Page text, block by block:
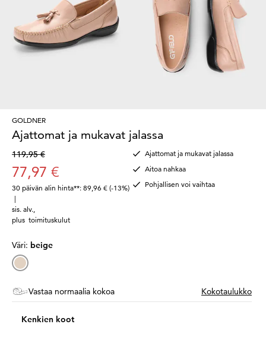
GOLDNER
Ajattomat ja mukavat jalassa
119,95 €
77,97 €
30 päivän alin hinta**: 89,96 € (-13%)
|
sis. alv.
plus toimituskulut
Ajattomat ja mukavat jalassa
Aitoa nahkaa
Pohjallisen voi vaihtaa
Väri: beige
Vastaa normaalia kokoa Kokotaulukko
Kenkien koot